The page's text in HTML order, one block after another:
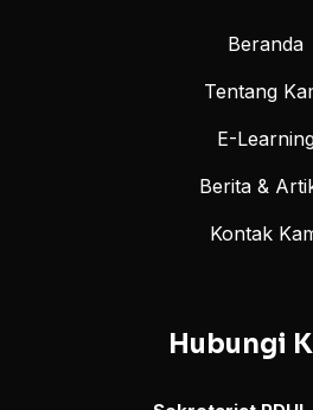
Beranda
Tentang
E-
Berita &
Kontak
Hubungi